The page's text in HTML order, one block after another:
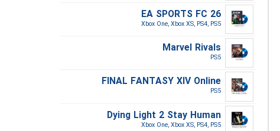
EA SPORTS FC 26
Xbox One, Xbox XS, PS4, PS5‎
Marvel Rivals
PS5‎
FINAL FANTASY XIV Online
PS5‎
Dying Light 2 Stay Human
Xbox One, Xbox XS, PS4, PS5‎